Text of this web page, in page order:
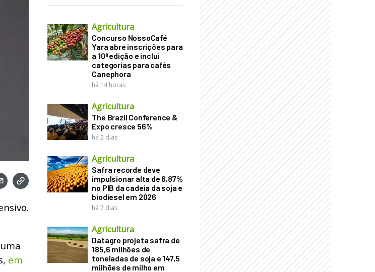
em
Agricultura
Concurso NossoCafé
Yara abre inscrições para
a 10ª edição e inclui
categorias para cafés
Canephora
há 14 horas
Agricultura
The Brazil Conference &
Expo cresce 56%
há 2 dias
Agricultura
Safra recorde deve
impulsionar alta de 6,87%
no PIB da cadeia da soja e
biodiesel em 2026
há 7 dias
Agricultura
Datagro projeta safra de
185,6 milhões de
toneladas de soja e 147,5
milhões de milho em